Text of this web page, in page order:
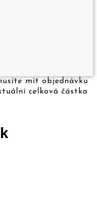
mít objednávku
celková částka